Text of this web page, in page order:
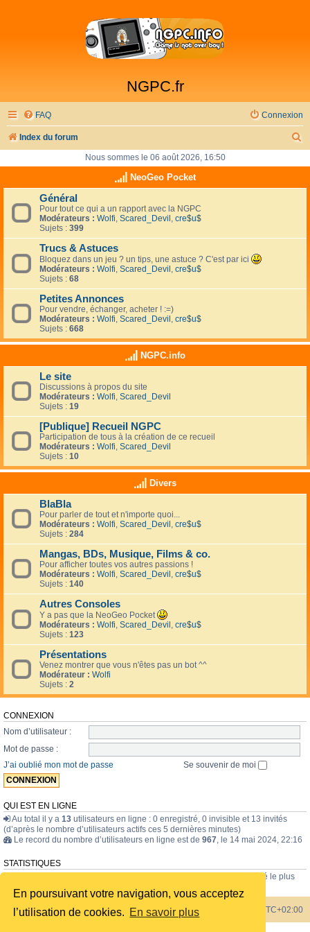
En poursuivant votre navigation, vous acceptez
l’utilisation de cookies. En savoir plus
NGPC.fr
FAQ Connexion
Index du forum
h
Nous sommes le 06 août 2026, 16:50
NeoGeo Pocket
Général
Pour tout ce qui a un rapport avec la NGPC
Modérateurs : Wolfi, Scared_Devil , cre$u$
Sujets : 399
Trucs & Astuces
Bloquez dans un jeu ? un tips, une astuce ? C'est par ici
Modérateurs : Wolfi, Scared_Devil , cre$u$
Sujets : 68
Petites Annonces
Pour vendre, échanger, acheter ! :=)
Modérateurs : Wolfi, Scared_Devil , cre$u$
Sujets : 668
NGPC.info
Le site
Discussions à propos du site
Modérateurs : Wolfi, Scared_Devil
Sujets : 19
[Publique] Recueil NGPC
Participation de tous à la création de ce recueil
Modérateurs : Wolfi, Scared_Devil
Sujets : 10
Divers
BlaBla
Pour parler de tout et n'importe quoi...
Modérateurs : Wolfi, Scared_Devil, cre$u$
Sujets : 284
Mangas, BDs, Musique, Films & co.
Pour afficher toutes vos autres passions !
Modérateurs : Wolfi, Scared_Devil, cre$u$
Sujets : 140
Autres Consoles
Y a pas que la NeoGeo Pocket
Modérateurs : Wolfi, Scared_Devil, cre$u$
Sujets : 123
Présentations
Venez montrer que vous n'êtes pas un bot ^^
Modérateur : Wolfi
Sujets : 2
CONNEXION
Nom d’utilisateur :
Mot de passe :
J’ai oublié mon mot de passe
Se souvenir de moi
QUI EST EN LIGNE
Au total il y a 13 utilisateurs en ligne : 0 enregistré, 0 invisible et 13 invités
(d’après le nombre d’utilisateurs actifs ces 5 dernières minutes)
Le record du nombre d’utilisateurs en ligne est de 967, le 14 mai 2024, 22:16
STATISTIQUES
membres • Le membre enregistré le plus
récent est
internavigator
Index du forum Heures au format UTC+02:00